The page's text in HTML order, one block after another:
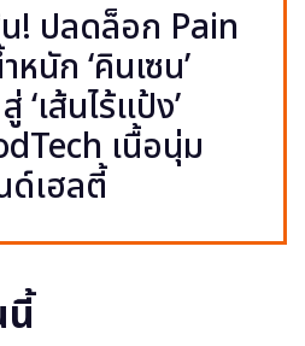
! ปลดล็อก Pain
นัก ‘คินเซน’
‘เส้นไร้แป้ง’
เนื้อนุ่ม
ด์เฮลตี้